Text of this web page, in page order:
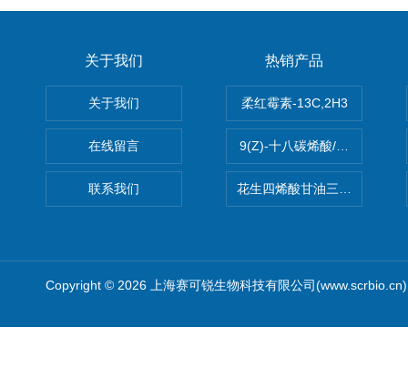
关于我们
关于我们
在线留言
联系我们
热销产品
柔红霉素-13C,2H3
9(Z)-十八碳烯酸/油酸
花生四烯酸甘油三酯(顺式-
Copyright © 2026 上海赛可锐生物科技有限公司